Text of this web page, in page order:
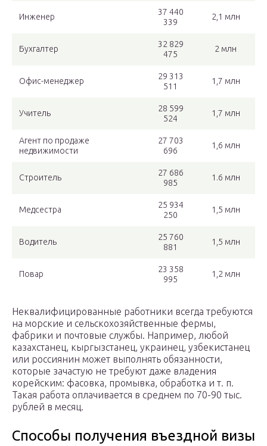
Инженер
37 440
339
2,1 млн
Бухгалтер
32 829
475
2 млн
Офис-менеджер
29 313
511
1,7 млн
Учитель
28 599
524
1,7 млн
Агент по продаже
недвижимости
27 703
696
1,6 млн
Строитель
27 686
985
1.6 млн
Медсестра
25 934
250
1,5 млн
Водитель
25 760
881
1,5 млн
Повар
23 358
995
1,2 млн
Неквалифицированные работники всегда требуются
на морские и сельскохозяйственные фермы,
фабрики и почтовые службы. Например, любой
казахстанец, кыргызстанец, украинец, узбекистанец
или россиянин может выполнять обязанности,
которые зачастую не требуют даже владения
корейским: фасовка, промывка, обработка и т. п.
Такая работа оплачивается в среднем по 70-90 тыс.
рублей в месяц.
Способы получения въездной визы